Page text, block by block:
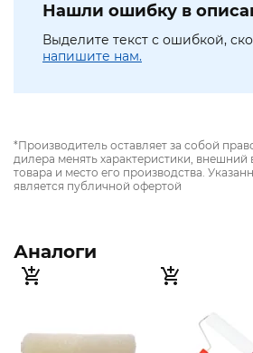
Нашли ошибку в
Выделите текст с ошибкой,
напишите нам.
*Производитель оставляет за собой
дилера менять характеристики,
товара и место его производства.
является публичной офертой
Аналоги